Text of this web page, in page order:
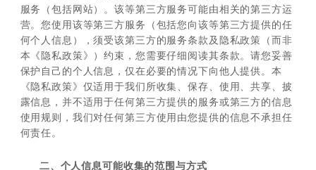
服务（包括网站）。该等第三方服务可能由相关的第三方运
营。您使用该等第三方服务（包括您向该等第三方提供的任
何个人信息），须受该第三方的服务条款及隐私政策（而非
本《隐私政策》）约束，您需要仔细阅读其条款。请您妥善
保护自己的个人信息，仅在必要的情况下向他人提供。本
《隐私政策》仅适用于我们所收集、保存、使用、共享、披
露信息，并不适用于任何第三方提供的服务或第三方的信息
使用规则，我们对任何第三方使用由您提供的信息不承担任
何责任。
二、个人信息可能收集的范围与方式